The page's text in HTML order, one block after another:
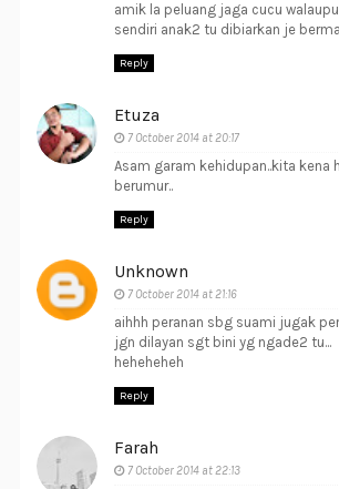
amik la peluang jaga cucu
sendiri anak2 tu dibiarkan je
Reply
Etuza
7 October 2014 at 20:17
Asam garam kehidupan..kita kena
berumur..
Reply
Unknown
7 October 2014 at 21:16
aihhh peranan sbg suami jugak
jgn dilayan sgt bini yg ngade2 tu...
heheheheh
Reply
Farah
7 October 2014 at 22:13